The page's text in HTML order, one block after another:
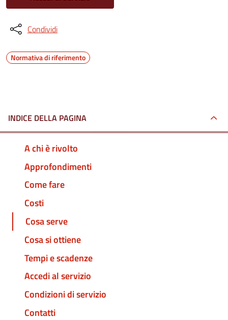
Condividi
Normativa di riferimento
INDICE DELLA PAGINA
A chi è rivolto
Approfondimenti
Come fare
Costi
Cosa serve
Cosa si ottiene
Tempi e scadenze
Accedi al servizio
Condizioni di servizio
Contatti